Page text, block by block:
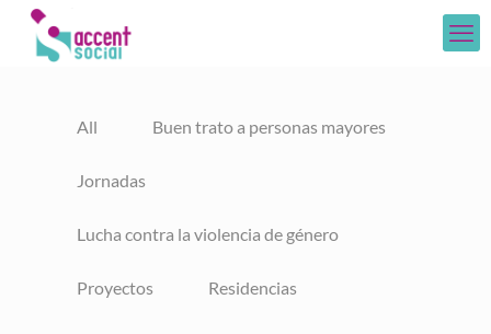
All Buen trato a personas mayores
Jornadas
Lucha contra la violencia de género
Proyectos Residencias